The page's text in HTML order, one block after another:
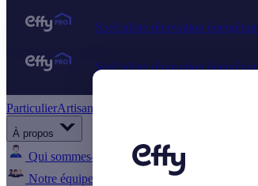
ParticulierArtisan / installateur
À propos
Qui sommes-nous ? Pourquoi Effy ?
Notre équipe
Rejoignez-nous
Spécialiste rénovation
Spécialiste rénovation